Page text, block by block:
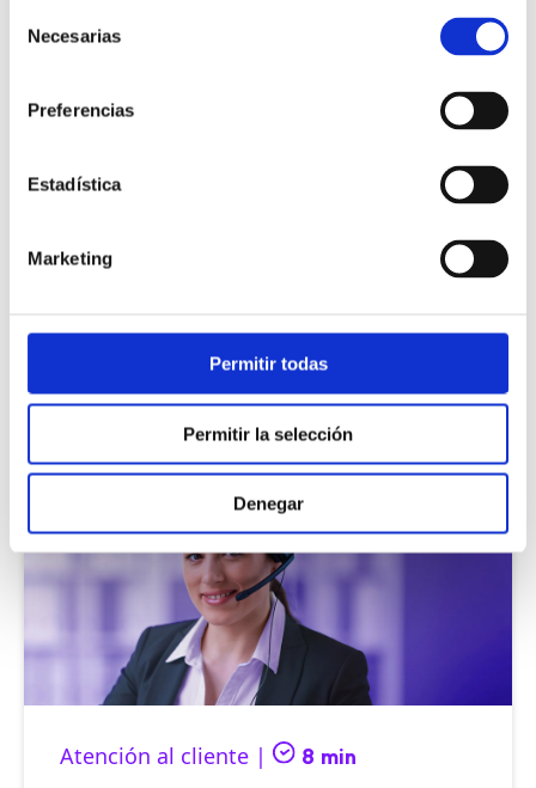
Necesarias
Preferencias
Estadística
Marketing
Permitir todas
Permitir la selección
Denegar
Atención al cliente | 8 min